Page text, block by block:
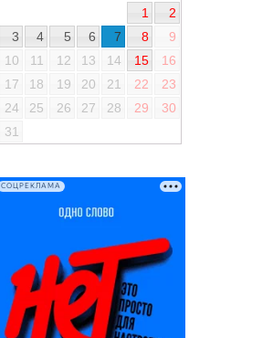
1
2
3
4 5 6 7 8
9
10
11 12 13 14 15
16
17
18 19 20 21 22
23
24
25 26 27 28 29
30
31
СОЦРЕКЛАМА